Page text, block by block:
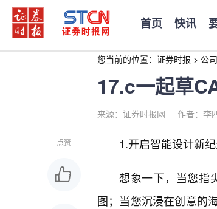
首页 快讯
您当前的位置： 证券时报 > 公司
17.c一起草
来源：证券时报网 作者：李
点赞 1.开启智能设计新
想象一下，当您指
图；当您沉浸在创意的